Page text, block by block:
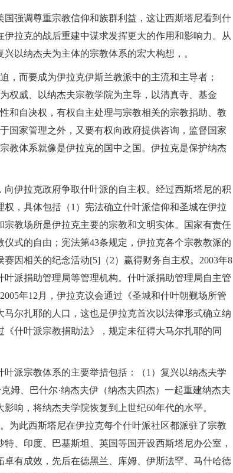
强调尊重宗教信仰和族群利益，这让西斯塔尼看到什
拉克的战后重建中谋求发挥更大的作用和影响力。从
以纳杰夫为主体的宗教体系的宏大构想，。
，而要成为伊拉克伊斯兰教派中的主流和主导者；
权威、以纳杰夫宗教学院为主导，以清真寺、基金
和自决权，有权自主处理与宗教相关的宗教捐助、教
国家管理之外，又要有权向政府提供咨询，监督国家
教体系就像是伊拉克的国中之国。伊拉克是保护纳杰
伊拉克政府争取什叶派的自主权。经过西斯塔尼的积
，具体包括（1）宪法确立什叶派信仰和圣城在伊拉
教场所是伊拉克主要的宗教和文明实体。国家有责任
式的自由；宪法第43条规定，伊拉克各个宗教教派的
因相关的纪念活动[5]（2）赢得财务自主权。2003年8
派捐助管理局等管理机构。什叶派捐助管理局自主管
年12月，伊拉克议会通过《圣城和什叶朝觐场所管
尔扎耶的人口，这也是伊拉克首次以法律形式确立纳
什叶派宗教捐助法》，规定未征得大马尔扎耶的同
派宗教体系的主要举措包括：（1）复兴以纳杰夫学
姆、巴什尔·纳杰夫伊（纳杰夫四杰）一起重建纳杰夫
响，将纳杰夫学院恢复到上世纪60年代的水平。
为此西斯塔尼在伊拉克每个什叶派社区都派驻了宗教
、印度、巴基斯坦、英国等国开设西斯塔尼办公室，
有成效，先后在德黑兰、库姆、伊斯法罕、马什哈德